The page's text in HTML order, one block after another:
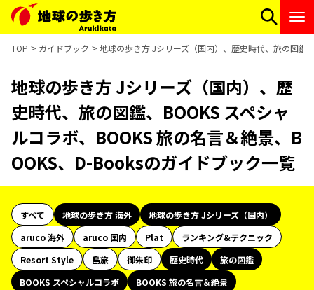
TOP ガイドブック 地球の歩き方 Jシリーズ（国内）、歴史時代、旅の図鑑
地球の歩き方 Jシリーズ（国内）、歴
史時代、旅の図鑑、BOOKS スペシャ
ルコラボ、BOOKS 旅の名言＆絶景、B
OOKS、D-Booksのガイドブック一覧
すべて 地球の歩き方 海外
地球の歩き方 Jシリーズ（国内）
aruco 海外
aruco 国内 Plat
ランキング&テクニック
Resort Style
島旅 御朱印 歴史時代
旅の図鑑
BOOKS スペシャルコラボ
BOOKS 旅の名言＆絶景